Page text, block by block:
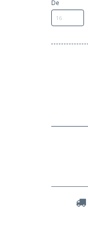
De